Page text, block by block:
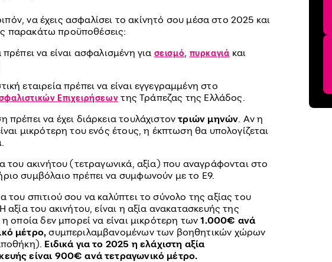
να έχεις ασφαλίσει το ακίνητό σου μέσα στο 2025 και
παρακάτω προϋποθέσεις:
πρέπει να είναι ασφαλισμένη για σεισμό, πυρκαγιά και
εταιρεία πρέπει να είναι εγγεγραμμένη στο
Επιχειρήσεων της Τράπεζας της Ελλάδος.
πρέπει να έχει διάρκεια τουλάχιστοντριών μηνών. Αν η
μικρότερη του ενός έτους, η έκπτωση θα υπολογίζεται
.
του ακινήτου (τετραγωνικά, αξία) που αναγράφονται στο
συμβόλαιο πρέπει να συμφωνούν με το Ε9.
του σπιτιού σου να καλύπτει το σύνολο της αξίας του
αξία του ακινήτου, είναι η αξία ανακατασκευής της
η οποία δεν μπορεί να είναι μικρότερη των1.000€ ανά
μέτρο,συμπεριλαμβανομένων των βοηθητικών χώρων
Ειδικά για το 2025 η ελάχιστη αξία
είναι 900€ ανά τετραγωνικό μέτρο.